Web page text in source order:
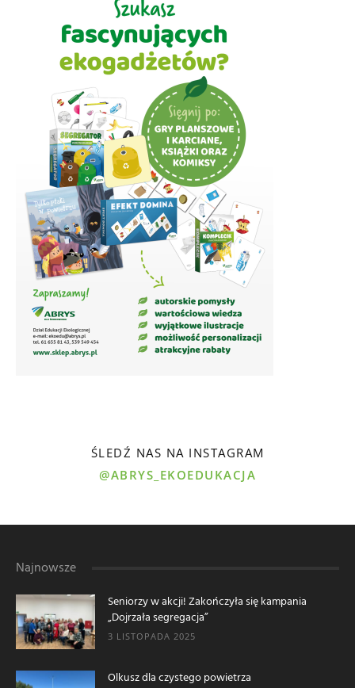
ŚLEDŹ NAS NA INSTAGRAM
@ABRYS_EKOEDUKACJA
Najnowsze
Seniorzy w akcji! Zakończyła się kampania
„Dojrzała segregacja”
3 LISTOPADA 2025
Olkusz dla czystego powietrza